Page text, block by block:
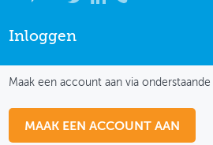
NIEUWS
Inloggen
Maak een account aan via
MAAK EEN ACCOUNT AAN